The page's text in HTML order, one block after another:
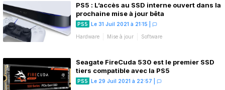
PS5 : L’accès au SSD interne ouvert dans la
prochaine mise à jour bêta
PS5 Le 31 Juil 2021 à 21:15
Hardware Mise à jour Software
Seagate FireCuda 530 est le premier SSD
tiers compatible avec la PS5
PS5 Le 29 Juil 2021 à 22:57